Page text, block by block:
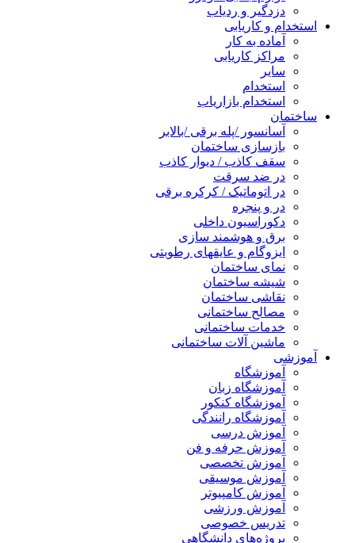
دزدگیر و ردیاب
استخدام و کاریابی
آماده به کار
مراکز کاریابی
سایر
استخدام
استخدام بازاریاب
ساختمان
آسانسور /پله برقی /بالابر
بازسازی ساختمان
سقف کاذب / دیوار کاذب
در ضد سرقت
در اتوماتیک / کرکره برقی
در و پنجره
دکوراسیون داخلی
برق و هوشمند سازی
ایزوگام و عایقهای رطوبتی
نمای ساختمان
شیشه ساختمان
نقاشی ساختمان
مصالح ساختمانی
خدمات ساختمانی
ماشین آلات ساختمانی
آموزشی
آموزشگاه
آموزشگاه زبان
آموزشگاه کنکور
آموزشگاه رانندگی
آموزش درسی
آموزش حرفه و فن
آموزش تخصصی
آموزش موسیقی
آموزش کامپیوتر
آموزش ورزشی
تدریس خصوصی
پروژه‌های دانشگاهی